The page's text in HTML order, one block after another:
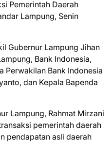
Pemerintah Daerah
Lampung, Senin
Gubernur Lampung Jihan
Bank Indonesia,
Perwakilan Bank Indonesia
dan Kepala Bapenda
Lampung, Rahmat Mirzani
pemerintah daerah
pendapatan asli daerah